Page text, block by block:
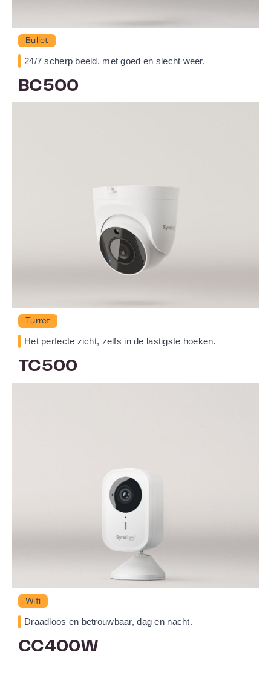
Bullet
24/7 scherp beeld, met goed en slecht weer.
BC500
Turret
Het perfecte zicht, zelfs in de lastigste hoeken.
TC500
Wifi
Draadloos en betrouwbaar, dag en nacht.
CC400W